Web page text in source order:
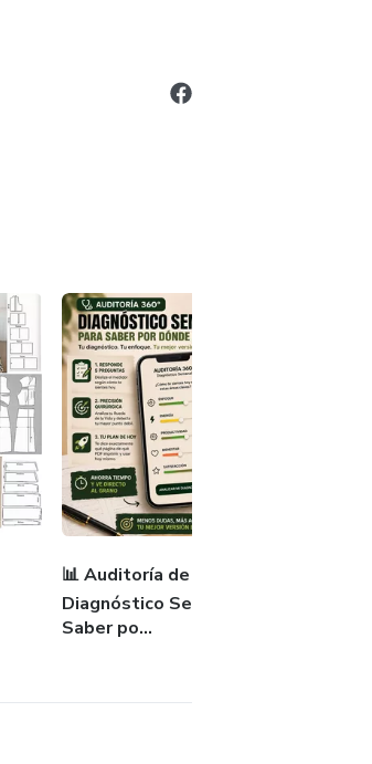
📊 Auditoría de Vida 360°:
Diagnóstico Semanal para
Saber po...